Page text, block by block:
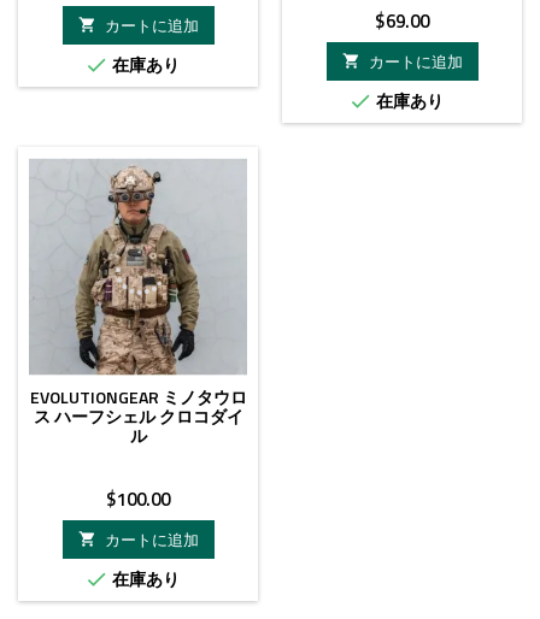
格

カートに追加
 在庫あり
価
格
$69.00

カートに追加
 在庫あり
EVOLUTIONGEAR ミノタウロ
ス ハーフシェル クロコダイ
ル
価
格
$100.00

カートに追加
 在庫あり